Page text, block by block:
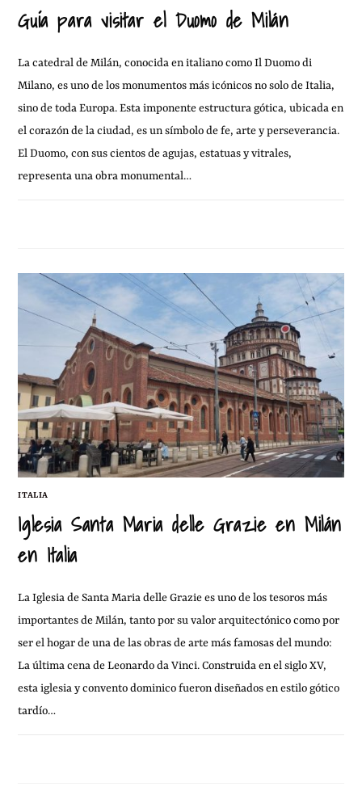
Guía para visitar el Duomo de Milán
La catedral de Milán, conocida en italiano como Il Duomo di
Milano, es uno de los monumentos más icónicos no solo de Italia,
sino de toda Europa. Esta imponente estructura gótica, ubicada en
el corazón de la ciudad, es un símbolo de fe, arte y perseverancia.
El Duomo, con sus cientos de agujas, estatuas y vitrales,
representa una obra monumental…
ITALIA
Iglesia Santa Maria delle Grazie en Milán
en Italia
La Iglesia de Santa Maria delle Grazie es uno de los tesoros más
importantes de Milán, tanto por su valor arquitectónico como por
ser el hogar de una de las obras de arte más famosas del mundo:
La última cena de Leonardo da Vinci. Construida en el siglo XV,
esta iglesia y convento dominico fueron diseñados en estilo gótico
tardío…